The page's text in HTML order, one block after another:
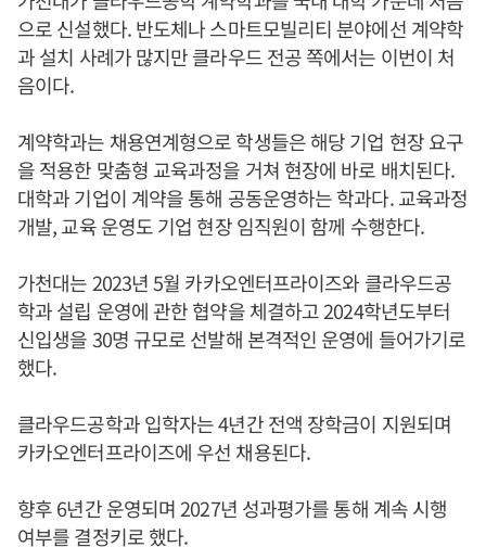
으로 신설했다. 반도체나 스마트모빌리티 분야에선 계약학
과 설치 사례가 많지만 클라우드 전공 쪽에서는 이번이 처
음이다.
계약학과는 채용연계형으로 학생들은 해당 기업 현장 요구
을 적용한 맞춤형 교육과정을 거쳐 현장에 바로 배치된다.
대학과 기업이 계약을 통해 공동운영하는 학과다. 교육과정
개발, 교육 운영도 기업 현장 임직원이 함께 수행한다.
가천대는 2023년 5월 카카오엔터프라이즈와 클라우드공
학과 설립 운영에 관한 협약을 체결하고 2024학년도부터
신입생을 30명 규모로 선발해 본격적인 운영에 들어가기로
했다.
클라우드공학과 입학자는 4년간 전액 장학금이 지원되며
카카오엔터프라이즈에 우선 채용된다.
향후 6년간 운영되며 2027년 성과평가를 통해 계속 시행
여부를 결정키로 했다.